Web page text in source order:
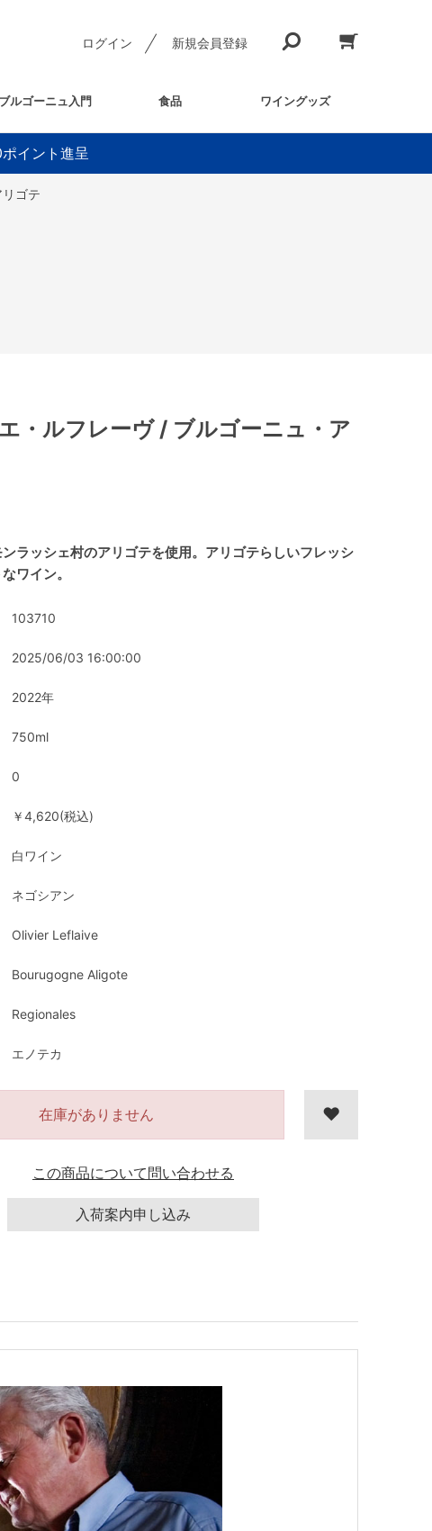
ログイン 新規会員登録
ブルゴーニュ入門 食品 ワイングッズ
イント進呈
ゴテ
ラッシェ村のアリゴテを使用。アリゴテらしいフレッシ
ワイン。
・ルフレーヴ / ブルゴーニュ・ア
103710
2025/06/03 16:00:00
2022年
750ml
0
￥4,620(税込)
白ワイン
ネゴシアン
Olivier Leflaive
Bourugogne Aligote
Regionales
エノテカ
在庫がありません
入荷案内申し込み
この商品について問い合わせる